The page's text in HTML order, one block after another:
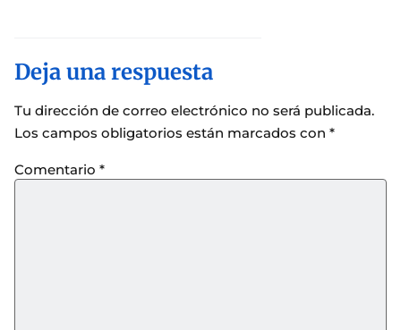
Deja una respuesta
Tu dirección de correo electrónico no será publicada.
Los campos obligatorios están marcados con *
Comentario *